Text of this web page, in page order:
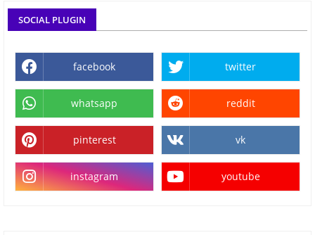
SOCIAL PLUGIN
facebook twitter
whatsapp reddit
pinterest vk
instagram youtube